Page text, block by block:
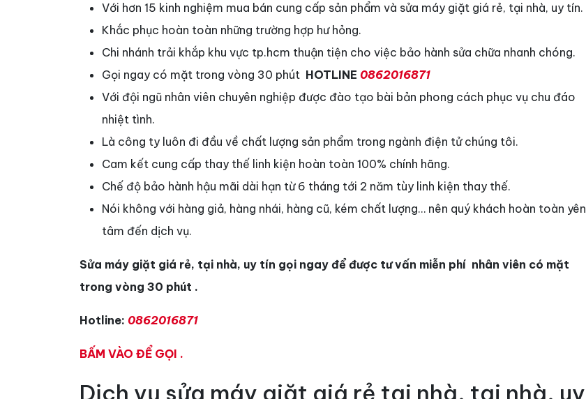
Với hơn 15 kinh nghiệm mua bán cung cấp sản phẩm và sửa máy giặt giá rẻ, tại nhà, uy tín.
Khắc phục hoàn toàn những trường hợp hư hỏng.
Chi nhánh trải khắp khu vực tp.hcm thuận tiện cho việc bảo hành sửa chữa nhanh chóng.
Gọi ngay có mặt trong vòng 30 phút HOTLINE 0862016871
Với đội ngũ nhân viên chuyên nghiệp được đào tạo bài bản phong cách phục vụ chu đáo
nhiệt tình.
Là công ty luôn đi đầu về chất lượng sản phẩm trong ngành điện tử chúng tôi.
Cam kết cung cấp thay thế linh kiện hoàn toàn 100% chính hãng.
Chế độ bảo hành hậu mãi dài hạn từ 6 tháng tới 2 năm tùy linh kiện thay thế.
Nói không với hàng giả, hàng nhái, hàng cũ, kém chất lượng… nên quý khách hoàn toàn yên
tâm đến dịch vụ.
Sửa máy giặt giá rẻ, tại nhà, uy tín gọi ngay để được tư vấn miễn phí nhân viên có mặt
trong vòng 30 phút .
Hotline: 0862016871
BẤM VÀO ĐỂ GỌI .
Dịch vụ sửa máy giặt giá rẻ tại nhà, tại nhà, uy